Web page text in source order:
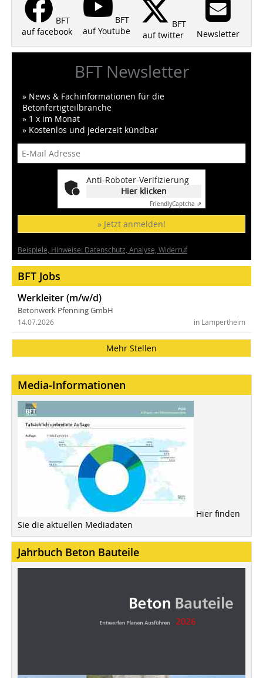
BFT
auf facebook
BFT
auf Youtube
BFT
auf twitter
Newsletter
BFT Newsletter
» News & Fachinformationen für die
Betonfertigteilbranche
» 1 x im Monat
» Kostenlos und jederzeit kündbar
Anti-Roboter-Verifizierung
Hier klicken
FriendlyCaptcha ⇗
» Jetzt anmelden!
Beispiele, Hinweise: Datenschutz, Analyse, Widerruf
BFT Jobs
Werkleiter (m/w/d)
Betonwerk Pfenning GmbH
in Lampertheim
14.07.2026
Mehr Stellen
Media-Informationen
Hier finden
Sie die aktuellen Mediadaten
Jahrbuch Beton Bauteile